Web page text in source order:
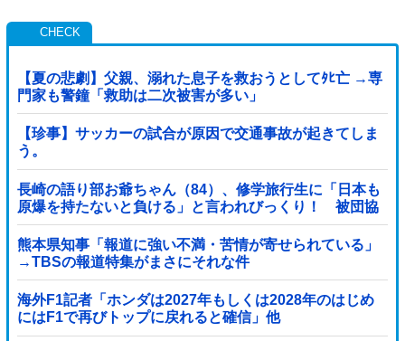
【夏の悲劇】父親、溺れた息子を救おうとしてﾀﾋ亡 →専
門家も警鐘「救助は二次被害が多い」
【珍事】サッカーの試合が原因で交通事故が起きてしま
う。
長崎の語り部お爺ちゃん（84）、修学旅行生に「日本も
原爆を持たないと負ける」と言われびっくり！ 被団協
代表（85）も中学生に「核を持たないで日本...
熊本県知事「報道に強い不満・苦情が寄せられている」
→TBSの報道特集がまさにそれな件
海外F1記者「ホンダは2027年もしくは2028年のはじめ
にはF1で再びトップに戻れると確信」他